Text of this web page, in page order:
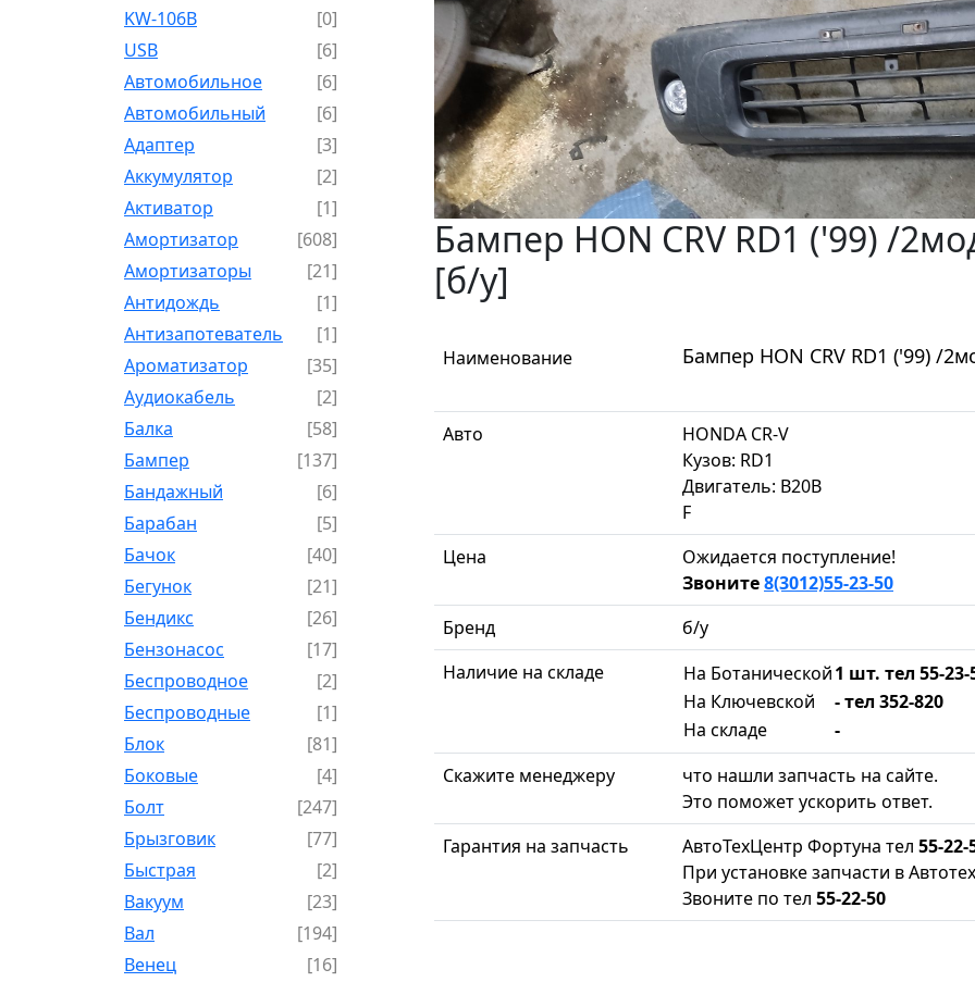
KW-106B
[0]
USB
[6]
Автомобильное
[6]
Автомобильный
[6]
Адаптер
[3]
Аккумулятор
[2]
Активатор
[1]
Амортизатор
[608]
Амортизаторы
[21]
Антидождь
[1]
Антизапотеватель
[1]
Ароматизатор
[35]
Аудиокабель
[2]
Балка
[58]
Бампер
[137]
Бандажный
[6]
Барабан
[5]
Бачок
[40]
Бегунок
[21]
Бендикс
[26]
Бензонасос
[17]
Беспроводное
[2]
Беспроводные
[1]
Блок
[81]
Боковые
[4]
Болт
[247]
Брызговик
[77]
Быстрая
[2]
Вакуум
[23]
Вал
[194]
Венец
[16]
Бампер HON CRV RD1 ('99) /
[б/у]
Наименование Бампер HON CRV RD1 ('99) /
Авто
HONDA CR-V
Кузов: RD1
Двигатель: B20B
F
Цена
Ожидается поступление!
Звоните8(3012)55-23-50
Бренд
б/у
Наличие на складе
На Ботанической1 шт. тел 55-23-
На Ключевской
- тел 352-820
На складе
-
Скажите менеджеру
что нашли запчасть на сайте.
Это поможет ускорить ответ.
Гарантия на запчасть
АвтоТехЦентр Фортуна тел 55-22-
При установке запчасти в
Звоните по тел 55-22-50